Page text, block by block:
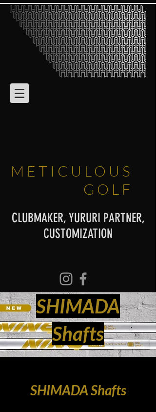
METICULOUS
GOLF
CLUBMAKER, YURURI PARTNER,
CUSTOMIZATION
SHIMADA
Shafts
SHIMADA Shafts